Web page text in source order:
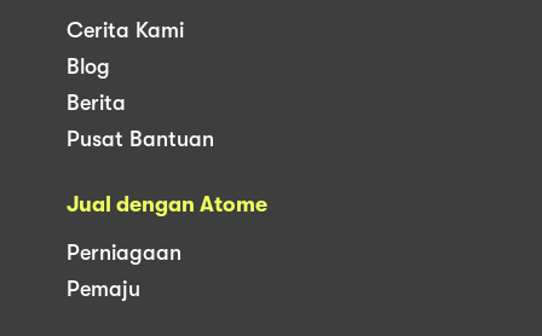
Cerita Kami
Blog
Berita
Pusat Bantuan
Jual dengan Atome
Perniagaan
Pemaju